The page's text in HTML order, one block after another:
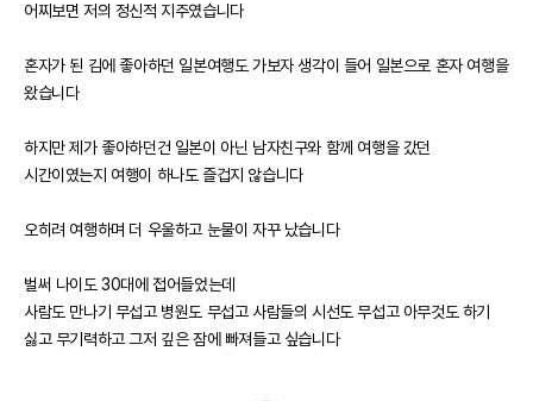
어찌보면 저의 정신적 지주였습니다
혼자가 된 김에 좋아하던 일본여행도 가보자 생각이 들어 일본으로 혼자 여행을
왔습니다
하지만 제가 좋아하던건 일본이 아닌 남자친구와 함께 여행을 갔던
시간이였는지 여행이 하나도 즐겁지 않습니다
오히려 여행하며 더 우울하고 눈물이 자꾸 났습니다
벌써 나이도 30대에 접어들었는데
사람도 만나기 무섭고 병원도 무섭고 사람들의 시선도 무섭고 아무것도 하기
싫고 무기력하고 그저 깊은 잠에 빠져들고 싶습니다